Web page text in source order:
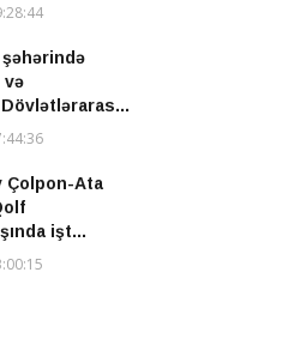
və
Dövlətləraras...
Çolpon-Ata
işt...